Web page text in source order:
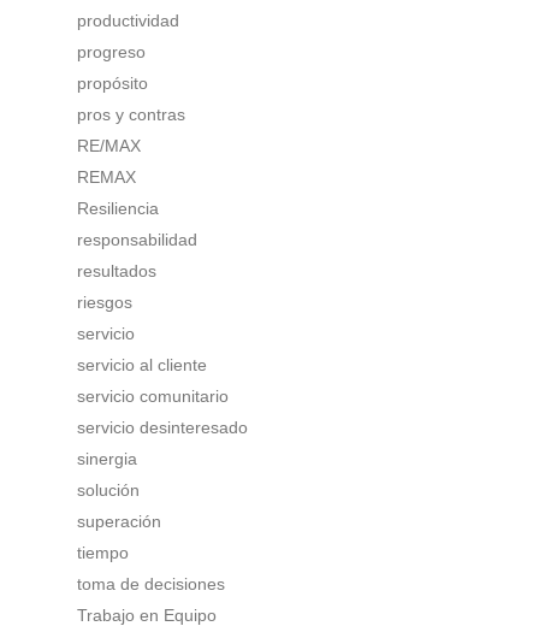
productividad
progreso
propósito
pros y contras
RE/MAX
REMAX
Resiliencia
responsabilidad
resultados
riesgos
servicio
servicio al cliente
servicio comunitario
servicio desinteresado
sinergia
solución
superación
tiempo
toma de decisiones
Trabajo en Equipo